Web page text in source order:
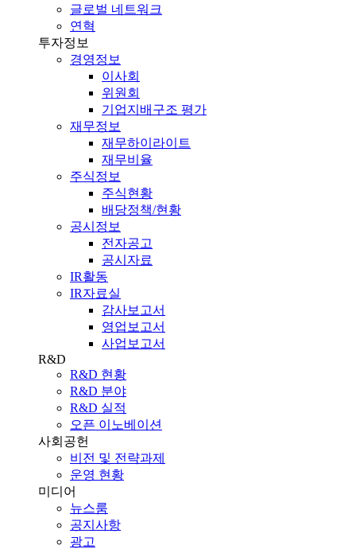
글로벌 네트워크
연혁
투자정보
경영정보
이사회
위원회
기업지배구조 평가
재무정보
재무하이라이트
재무비율
주식정보
주식현황
배당정책/현황
공시정보
전자공고
공시자료
IR활동
IR자료실
감사보고서
영업보고서
사업보고서
R&D
R&D 현황
R&D 분야
R&D 실적
오픈 이노베이션
사회공헌
비전 및 전략과제
운영 현황
미디어
뉴스룸
공지사항
광고